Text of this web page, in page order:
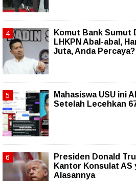
Komut Bank Sumut
LHKPN Abal-abal,
Juta, Anda Percaya?
Mahasiswa USU ini
Setelah Lecehkan
Presiden Donald
Kantor Konsulat AS
Alasannya